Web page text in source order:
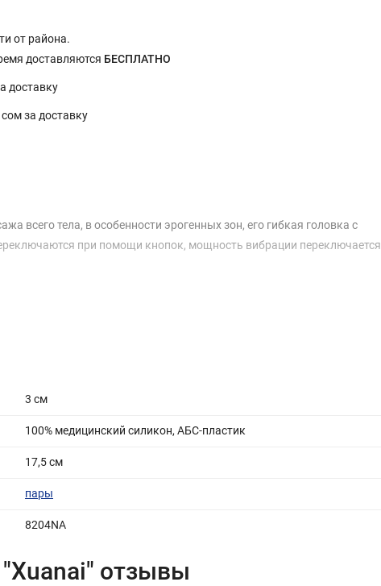
от района.
доставляются БЕСПЛАТНО
доставку
за доставку
всего тела, в особенности эрогенных зон, его гибкая головка с
при помощи кнопок, мощность вибрации переключается
3 cм
100% медицинский силикон, АБС-пластик
17,5 см
пары
8204NA
отзывы